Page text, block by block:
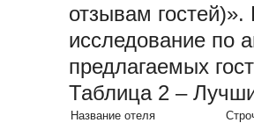
отзывам
исследование по
предлагаемых
Таблица 2 –
Название отеля